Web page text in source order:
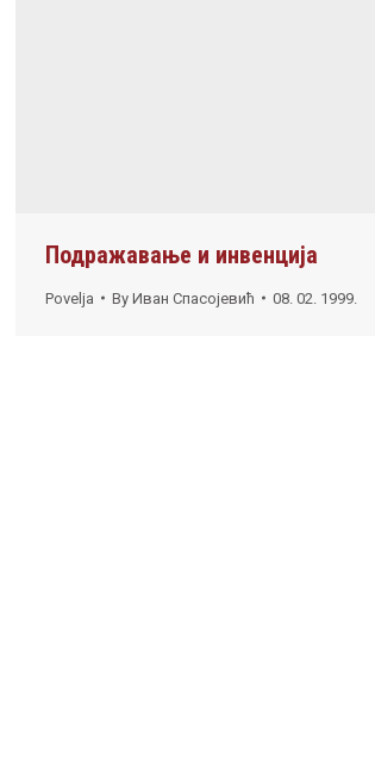
Подражавање и инвенција
Povelja By Иван Спасојевић 08. 02. 1999.